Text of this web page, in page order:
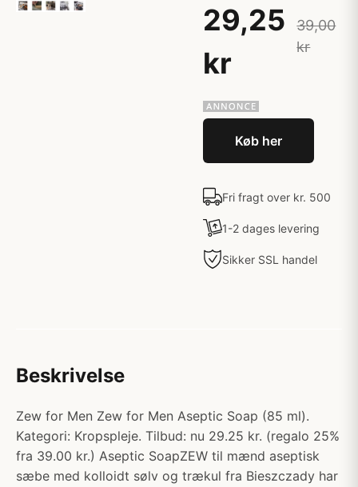
29,25
kr
39,00
kr
Køb her
Fri fragt over kr. 500
1-2 dages levering
Sikker SSL handel
Beskrivelse
Zew for Men Zew for Men Aseptic Soap (85 ml).
Kategori: Kropspleje. Tilbud: nu 29.25 kr. (regalo 25%
fra 39.00 kr.) Aseptic SoapZEW til mænd aseptisk
sæbe med kolloidt sølv og trækul fra Bieszczady har